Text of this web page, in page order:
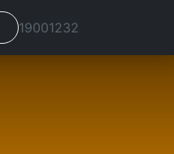
19001232